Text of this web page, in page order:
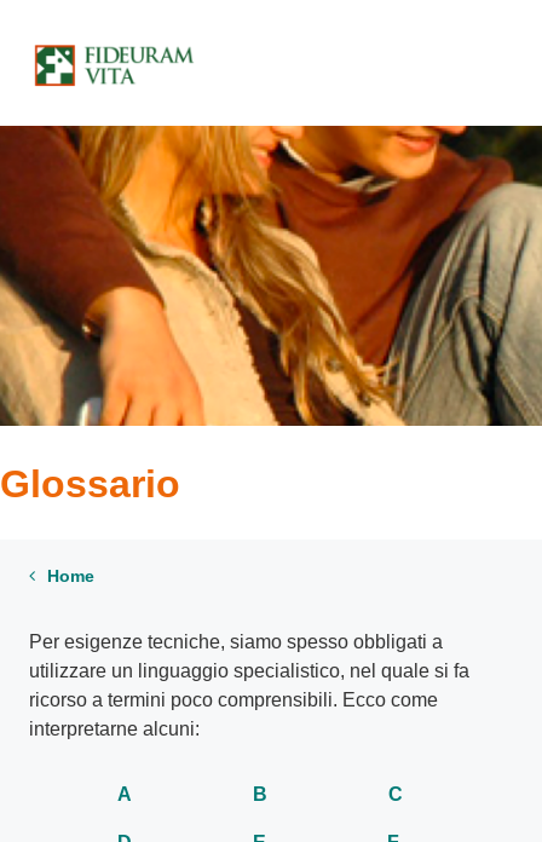
Glossario
Home
Per esigenze tecniche, siamo spesso obbligati a
utilizzare un linguaggio specialistico, nel quale si fa
ricorso a termini poco comprensibili. Ecco come
interpretarne alcuni:
A B C